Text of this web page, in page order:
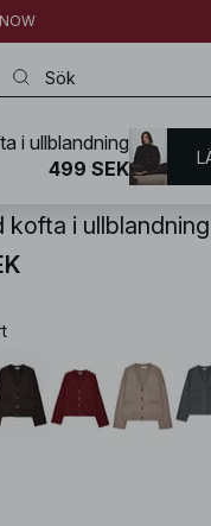
Koftor & Cardigans
kofta i ullblandning
i ullblandning
499 SEK